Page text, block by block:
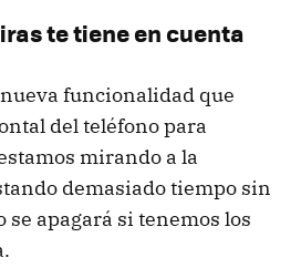
te tiene en cuenta
funcionalidad que
del teléfono para
mirando a la
demasiado tiempo sin
se apagará si tenemos los